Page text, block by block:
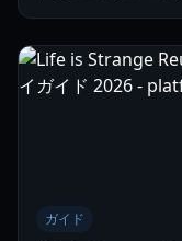
ガイド